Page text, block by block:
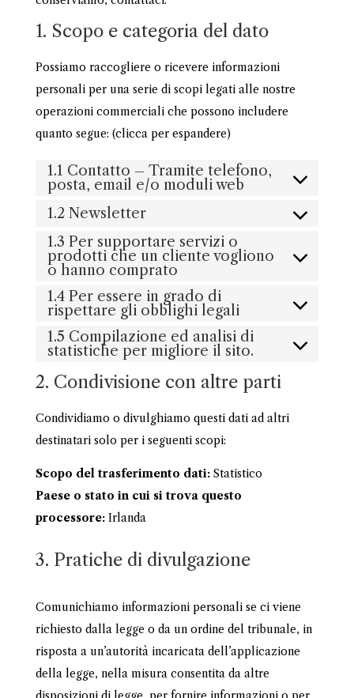
1. Scopo e categoria del dato
Possiamo raccogliere o ricevere informazioni
personali per una serie di scopi legati alle nostre
operazioni commerciali che possono includere
quanto segue: (clicca per espandere)
1.1 Contatto – Tramite telefono,
posta, email e/o moduli web
1.2 Newsletter
1.3 Per supportare servizi o
prodotti che un cliente vogliono
o hanno comprato
1.4 Per essere in grado di
rispettare gli obblighi legali
1.5 Compilazione ed analisi di
statistiche per migliore il sito.
2. Condivisione con altre parti
Condividiamo o divulghiamo questi dati ad altri
destinatari solo per i seguenti scopi:
Scopo del trasferimento dati:Statistico
Paese o stato in cui si trova questo
processore:Irlanda
3. Pratiche di divulgazione
Comunichiamo informazioni personali se ci viene
richiesto dalla legge o da un ordine del tribunale, in
risposta a un’autorità incaricata dell’applicazione
della legge, nella misura consentita da altre